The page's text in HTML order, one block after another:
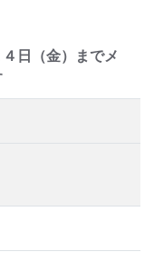
日（金）までメ